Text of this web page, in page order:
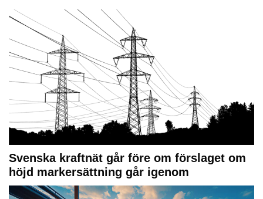
Svenska kraftnät går före om förslaget om
höjd markersättning går igenom